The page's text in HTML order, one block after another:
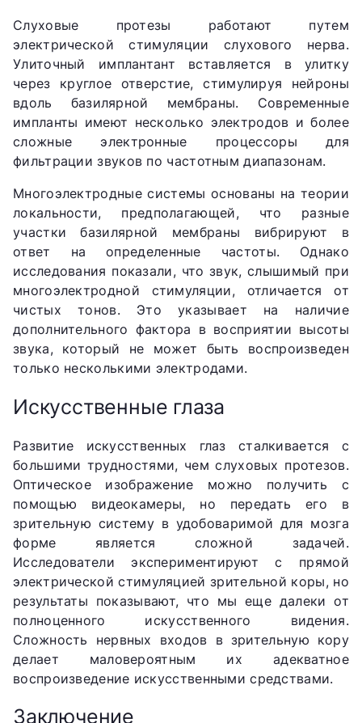
Слуховые протезы работают путем
электрической стимуляции слухового нерва.
Улиточный имплантант вставляется в улитку
через круглое отверстие, стимулируя нейроны
вдоль базилярной мембраны. Современные
импланты имеют несколько электродов и более
сложные электронные процессоры для
фильтрации звуков по частотным диапазонам.
Многоэлектродные системы основаны на теории
локальности, предполагающей, что разные
участки базилярной мембраны вибрируют в
ответ на определенные частоты. Однако
исследования показали, что звук, слышимый при
многоэлектродной стимуляции, отличается от
чистых тонов. Это указывает на наличие
дополнительного фактора в восприятии высоты
звука, который не может быть воспроизведен
только несколькими электродами.
Искусственные глаза
Развитие искусственных глаз сталкивается с
большими трудностями, чем слуховых протезов.
Оптическое изображение можно получить с
помощью видеокамеры, но передать его в
зрительную систему в удобоваримой для мозга
форме является сложной задачей.
Исследователи экспериментируют с прямой
электрической стимуляцией зрительной коры, но
результаты показывают, что мы еще далеки от
полноценного искусственного видения.
Сложность нервных входов в зрительную кору
делает маловероятным их адекватное
воспроизведение искусственными средствами.
Заключение